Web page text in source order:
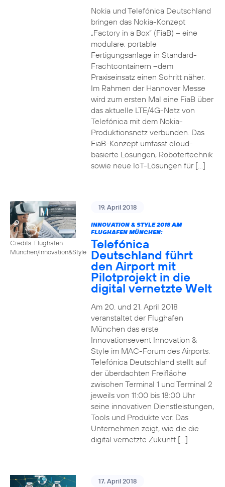
Nokia und Telefónica Deutschland
bringen das Nokia-Konzept
„Factory in a Box“ (FiaB) – eine
modulare, portable
Fertigungsanlage in Standard-
Frachtcontainern –dem
Praxiseinsatz einen Schritt näher.
Im Rahmen der Hannover Messe
wird zum ersten Mal eine FiaB über
das aktuelle LTE/4G-Netz von
Telefónica mit dem Nokia-
Produktionsnetz verbunden. Das
FiaB-Konzept umfasst cloud-
basierte Lösungen, Robotertechnik
sowie neue IoT-Lösungen für […]
Credits: Flughafen
München/Innovation&Style
19. April 2018
INNOVATION & STYLE 2018 AM
FLUGHAFEN MÜNCHEN:
Telefónica
Deutschland führt
den Airport mit
Pilotprojekt in die
digital vernetzte Welt
Am 20. und 21. April 2018
veranstaltet der Flughafen
München das erste
Innovationsevent Innovation &
Style im MAC-Forum des Airports.
Telefónica Deutschland stellt auf
der überdachten Freifläche
zwischen Terminal 1 und Terminal 2
jeweils von 11:00 bis 18:00 Uhr
seine innovativen Dienstleistungen,
Tools und Produkte vor. Das
Unternehmen zeigt, wie die die
digital vernetzte Zukunft […]
17. April 2018